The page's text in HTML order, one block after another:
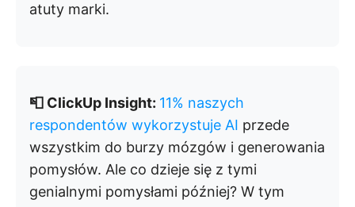
atuty marki.
📮 ClickUp Insight: 11% naszych
respondentów wykorzystuje AI przede
wszystkim do burzy mózgów i generowania
pomysłów. Ale co dzieje się z tymi
genialnymi pomysłami później? W tym